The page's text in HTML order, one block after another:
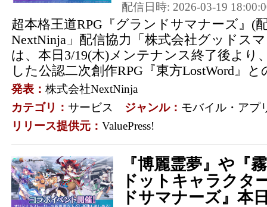
配信日時: 2026-03-19
超本格王道RPG『グランドサマナーズ』(
NextNinja」配信協力「株式会社グッドス
は、本日3/19(木)メンテナンス終了後より
した公認二次創作RPG『東方LostWord』と
発表： 株式会社NextNinja
カテゴリ： サービス ジャンル： モバイル・アプ
リリース提供元： ValuePress!
『博麗霊夢』や『
ドットキャラク
ドサマナーズ』本